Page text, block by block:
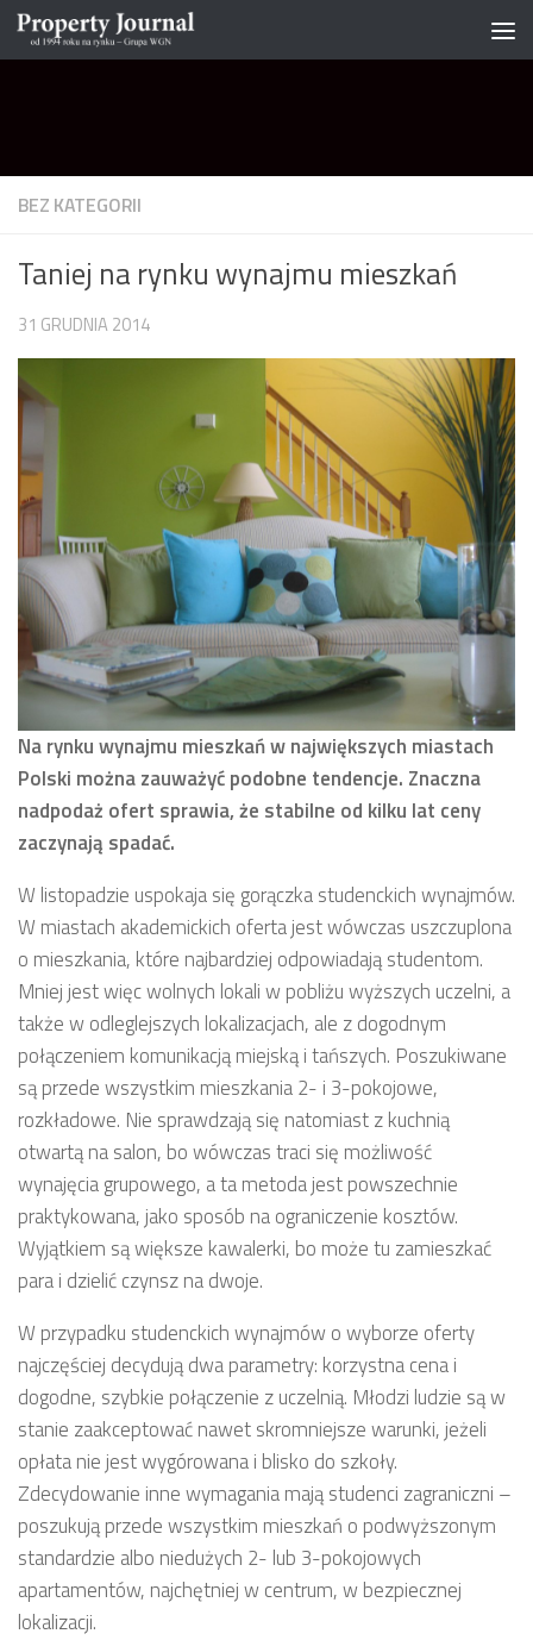
Skip to content
BEZ KATEGORII
Taniej na rynku wynajmu mieszkań
31 GRUDNIA 2014
Na rynku wynajmu mieszkań w największych miastach
Polski można zauważyć podobne tendencje. Znaczna
nadpodaż ofert sprawia, że stabilne od kilku lat ceny
zaczynają spadać.
W listopadzie uspokaja się gorączka studenckich wynajmów.
W miastach akademickich oferta jest wówczas uszczuplona
o mieszkania, które najbardziej odpowiadają studentom.
Mniej jest więc wolnych lokali w pobliżu wyższych uczelni, a
także w odleglejszych lokalizacjach, ale z dogodnym
połączeniem komunikacją miejską i tańszych. Poszukiwane
są przede wszystkim mieszkania 2- i 3-pokojowe,
rozkładowe. Nie sprawdzają się natomiast z kuchnią
otwartą na salon, bo wówczas traci się możliwość
wynajęcia grupowego, a ta metoda jest powszechnie
praktykowana, jako sposób na ograniczenie kosztów.
Wyjątkiem są większe kawalerki, bo może tu zamieszkać
para i dzielić czynsz na dwoje.
W przypadku studenckich wynajmów o wyborze oferty
najczęściej decydują dwa parametry: korzystna cena i
dogodne, szybkie połączenie z uczelnią. Młodzi ludzie są w
stanie zaakceptować nawet skromniejsze warunki, jeżeli
opłata nie jest wygórowana i blisko do szkoły.
Zdecydowanie inne wymagania mają studenci zagraniczni –
poszukują przede wszystkim mieszkań o podwyższonym
standardzie albo niedużych 2- lub 3-pokojowych
apartamentów, najchętniej w centrum, w bezpiecznej
lokalizacji.